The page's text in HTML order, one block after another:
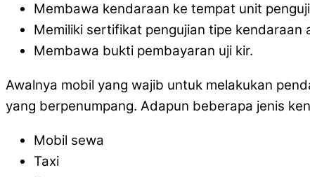
Membawa kendaraan ke tempat unit
Memiliki sertifikat pengujian tipe kendaraan
Membawa bukti pembayaran uji kir.
Awalnya mobil yang wajib untuk melakukan
yang berpenumpang. Adapun beberapa jenis
Mobil sewa
Taxi